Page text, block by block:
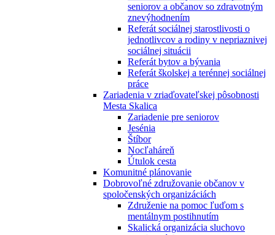
seniorov a občanov so zdravotným
znevýhodnením
Referát sociálnej starostlivosti o
jednotlivcov a rodiny v nepriaznivej
sociálnej situácii
Referát bytov a bývania
Referát školskej a terénnej sociálnej
práce
Zariadenia v zriaďovateľskej pôsobnosti
Mesta Skalica
Zariadenie pre seniorov
Jesénia
Štíbor
Nocľaháreň
Útulok cesta
Komunitné plánovanie
Dobrovoľné združovanie občanov v
spoločenských organizáciách
Združenie na pomoc ľuďom s
mentálnym postihnutím
Skalická organizácia sluchovo